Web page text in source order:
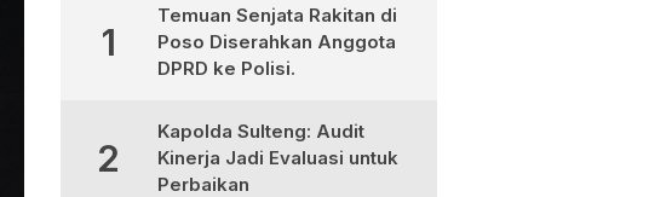
1
Temuan Senjata Rakitan di
Poso Diserahkan Anggota
DPRD ke Polisi.
2
Kapolda Sulteng: Audit
Kinerja Jadi Evaluasi untuk
Perbaikan